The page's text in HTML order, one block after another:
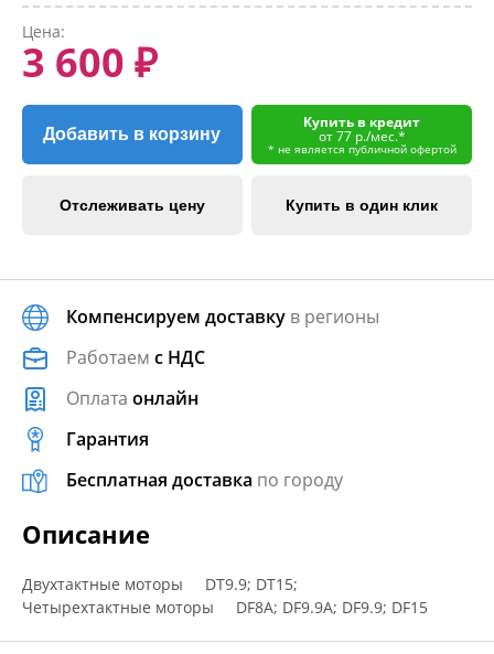
Цена:
3 600 ₽
Добавить в корзину
Купить в кредит
от 77 р./мес.*
* не является публичной офертой
Отслеживать цену Купить в один клик
Компенсируем доставку в регионы
Работаем с НДС
Оплата онлайн
Гарантия
Бесплатная доставка по городу
Описание
Двухтактные моторы DT9.9; DT15;
Четырехтактные моторы DF8A; DF9.9A; DF9.9; DF15